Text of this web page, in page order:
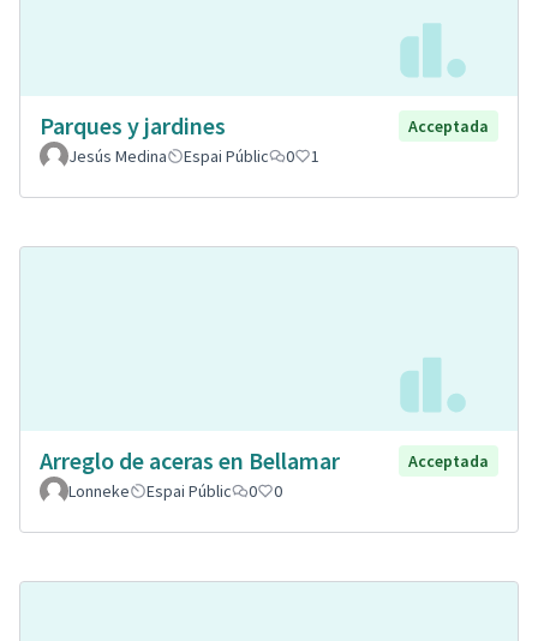
Parques y jardines
Acceptada
Jesús Medina
Espai Públic 0 1
Arreglo de aceras en Bellamar
Acceptada
Lonneke
Espai Públic 0 0